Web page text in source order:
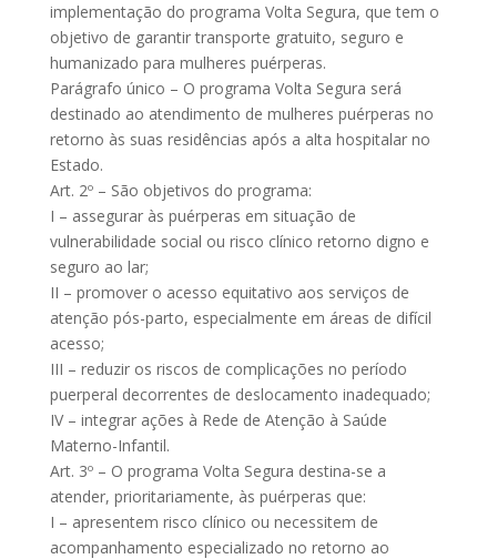
implementação do programa Volta Segura, que tem o
objetivo de garantir transporte gratuito, seguro e
humanizado para mulheres puérperas.
Parágrafo único – O programa Volta Segura será
destinado ao atendimento de mulheres puérperas no
retorno às suas residências após a alta hospitalar no
Estado.
Art. 2º – São objetivos do programa:
I – assegurar às puérperas em situação de
vulnerabilidade social ou risco clínico retorno digno e
seguro ao lar;
II – promover o acesso equitativo aos serviços de
atenção pós-parto, especialmente em áreas de difícil
acesso;
III – reduzir os riscos de complicações no período
puerperal decorrentes de deslocamento inadequado;
IV – integrar ações à Rede de Atenção à Saúde
Materno-Infantil.
Art. 3º – O programa Volta Segura destina-se a
atender, prioritariamente, às puérperas que:
I – apresentem risco clínico ou necessitem de
acompanhamento especializado no retorno ao